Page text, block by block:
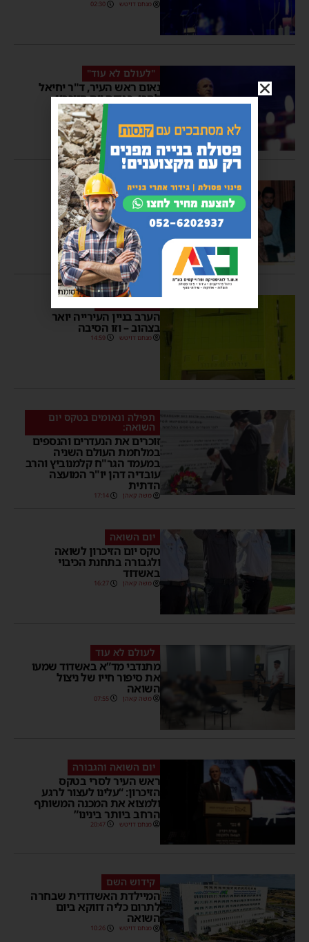
מנחם דויטש 02:30
"לעולם לא עוד"
נאום ראש העיר, ד"ר יחיאל
לסרי, בטקס יום הזיכרון
לשואה ולגבורה תשפ"ד
21:00
השם יקום דמם
ערב יום השואה: זכרונות
מהרבי מקאליב זצ”ל
משה קאהן 16:04
הערב בניין העירייה יואר
בצהוב – וזו הסיבה
מנחם דויטש 14:59
תפילה ונאומים בטקס יום
השואה:
זוכרים את הנעדרים והנספים
במלחמת העולם השניה
במעמד הגר"ח קלמנוביץ והרב
עובדיה דהן יו"ר המועצה
הדתית
משה קאהן 17:14
יום השואה
טקס יום הזיכרון לשואה
ולגבורה בתחנת הכיבוי
באשדוד
משה קאהן 16:27
לעולם לא עוד
מתנדבי מד”א באשדוד שמעו
את סיפור חייו של ניצול
השואה
משה קאהן 07:55
יום השואה והגבורה
ראש העיר לסרי בטקס
הזיכרון: “עלינו לעצור לרגע
ולמצוא את המכנה המשותף
הרחב ביותר בינינו”
מנחם דויטש 20:47
קידוש השם
המיילדת האשדודית שבחרה
לתרום כליה דווקא ביום
השואה
מנחם דויטש 10:26
פרסומת